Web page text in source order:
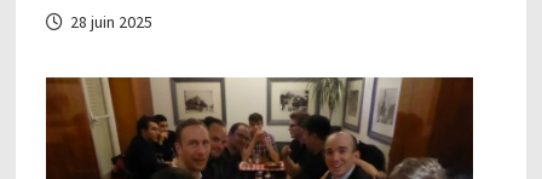
28 juin 2025